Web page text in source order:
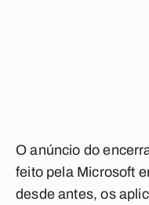
O anúncio do
feito pela Microsoft
desde antes, os